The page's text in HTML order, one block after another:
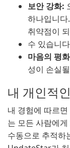
보안 강화:
하나입니
취약점이
수 있습니
마음의 평
성이 손실
내 개인적
내 경험에 따르
는 모든 사람에
수동으로 추적하